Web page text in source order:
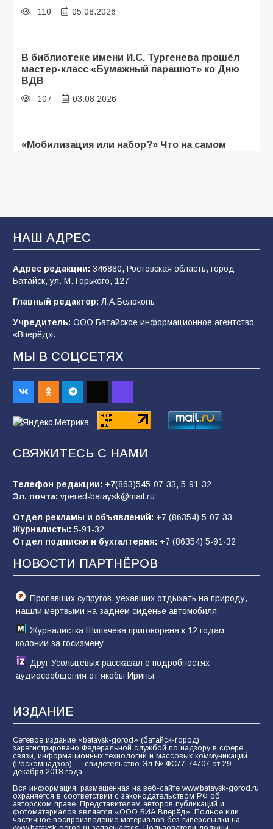
110 05.08.2026
В библиотеке имени И.С. Тургенева прошёл
мастер-класс «Бумажный парашют» ко Дню
ВДВ
107 03.08.2026
«Мобилизация или набор?» Что на самом
В Батайске продолжаются дорожные работы
101 04.08.2026
после выборов: в Госдуме дали ответ
98 06.08.2026
«Слухами Москву не возьмёшь»: почему
заявления Киева о мобилизации — это
отчаяние, а не разведка
02.08.2026
Морской квест в детском саду: как
воспитанники спасали Нептуна
74 01.08.2026
В детском саду № 35 дети освоили
строительные профессии в ходе
спортивного праздника
71 07.08.2026
НАШ АДРЕС
Адрес редакции: 346880, Ростовская область, город
Батайск, ул. М. Горького, 127
Главный редактор: Л.А.Белоконь
Учредитель: ООО Батайское информационное агентство
«Вперёд».
МЫ В СОЦСЕТЯХ
СВЯЖИТЕСЬ С НАМИ
Телефон редакции: +7(863)545-07-33, 5-91-32
Эл. почта: vpered-bataysk@mail.ru
Отдел рекламы и объявлений: +7 (86354) 5-07-33
Журналисты: 5-91-32
Отдел подписки и бухгалтерия: +7 (86354) 5-91-32
НОВОСТИ ПАРТНЁРОВ
Пропавших супругов, уехавших отдыхать на природу,
нашли мертвыми на заднем сиденье автомобиля
Журналистка Шипачева приговорена к 12 годам
колонии за госизмену
Друг Усольцевых рассказал о подробностях
аудиосообщения от якобы Ирины
ИЗДАНИЕ
Сетевое издание «bataysk-gorod» (батайск-город)
зарегистрировано Федеральной службой по надзору в сфере
связи, информационных технологий и массовых коммуникаций
(Роскомнадзор) — свидетельство Эл № ФС77-74707 от 29
декабря 2018 года.
Вся информация, размещенная на веб-сайте www.bataysk-gorod.ru
охраняется в соответствии с законодательством РФ об
авторском праве. Представителем авторов публикаций и
фотоматериалов является «ООО БИА Вперёд». Полное или
частичное воспроизведение материалов без гиперссылки на